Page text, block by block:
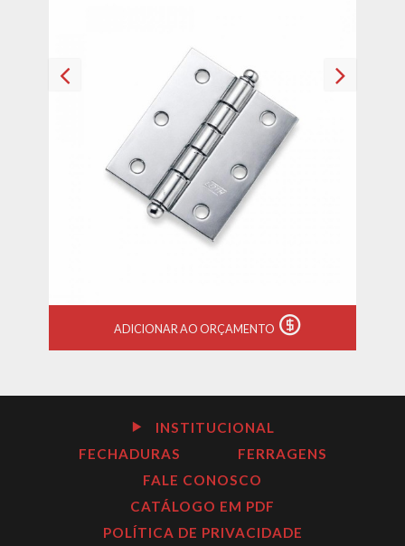
ADICIONAR AO ORÇAMENTO
INSTITUCIONAL
FECHADURAS
FERRAGENS
FALE CONOSCO
CATÁLOGO EM PDF
POLÍTICA DE PRIVACIDADE